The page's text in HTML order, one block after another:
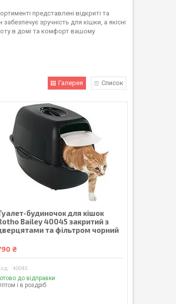
представлені відкриті та
зручність для кішки, а якісні
в домі та комфорт вашому
Галерея Список
будиночок для кішок
Bailey 40045 закритий з
та фільтром чорний
₴
`40045
до відправки
і в роздріб